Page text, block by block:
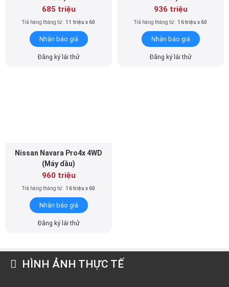
685 triệu
Trả hàng tháng từ: 11 triệu x 60
Nhận báo giá
Đăng ký lái thử
936 triệu
Trả hàng tháng từ: 16 triệu x 60
Nhận báo giá
Đăng ký lái thử
Nissan Navara Pro4x 4WD
(Máy dầu)
960 triệu
Trả hàng tháng từ: 16 triệu x 60
Nhận báo giá
Đăng ký lái thử
HÌNH ẢNH THỰC TẾ